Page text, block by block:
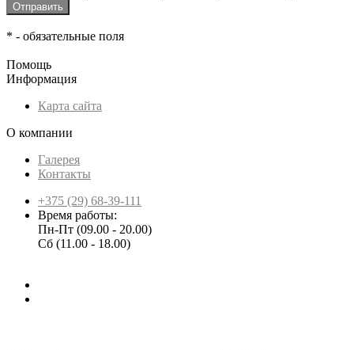
* - обязательные поля
Помощь
Информация
Карта сайта
О компании
Галерея
Контакты
+375 (29) 68-39-111
Время работы:
Пн-Пт (09.00 - 20.00)
Сб (11.00 - 18.00)